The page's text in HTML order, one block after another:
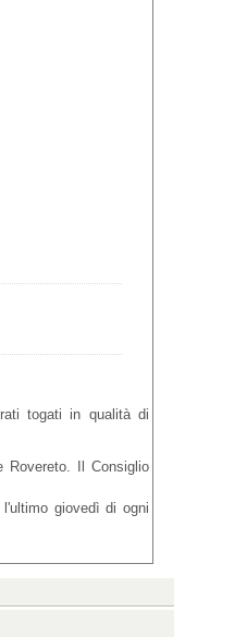
togati in qualità di
Rovereto. Il Consiglio
giovedì di ogni